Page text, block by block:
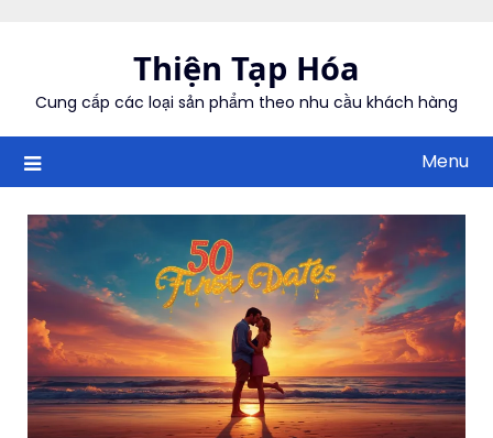
Thiện Tạp Hóa
Cung cấp các loại sản phẩm theo nhu cầu khách hàng
Menu